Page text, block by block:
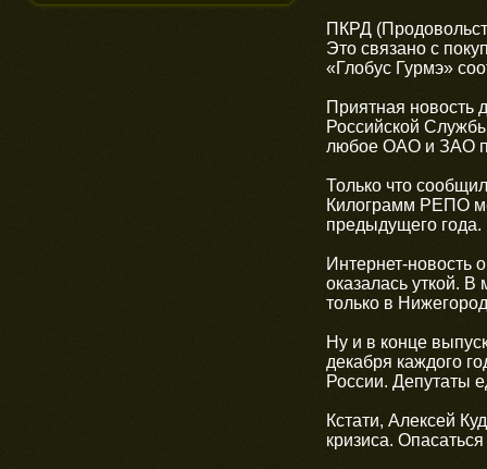
ПКРД
Это связано с
«Глобус Гурмэ»
Приятная новость
Российской
любое ОАО и ЗАО
Только что
Килограмм РЕПО
предыдущего года.
Интернет-новость
оказалась уткой. В
только в
Ну и в конце
декабря каждого
России. Депутаты
Кстати, Алексей
кризиса.